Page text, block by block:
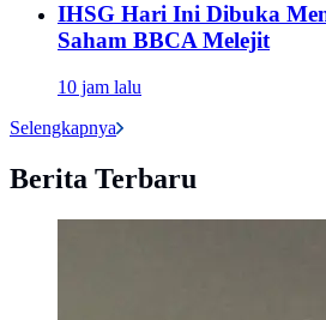
IHSG Hari Ini Dibuka
Saham BBCA Melejit
10 jam lalu
Selengkapnya
Berita Terbaru